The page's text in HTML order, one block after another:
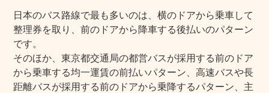
日本のバス路線で最も多いのは、横のドアから乗車して
整理券を取り、前のドアから降車する後払いのパターン
です。
そのほか、東京都交通局の都営バスが採用する前のドア
から乗車する均一運賃の前払いパターン、高速バスや長
距離バスが採用する前のドアから乗降するパターン、主